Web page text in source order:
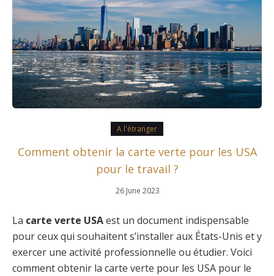
A l'étranger
Comment obtenir la carte verte pour les USA
pour le travail ?
26 June 2023
La carte verte USAest un document indispensable
pour ceux qui souhaitent s’installer aux États-Unis et y
exercer une activité professionnelle ou étudier. Voici
comment obtenir la carte verte pour les USA pour le